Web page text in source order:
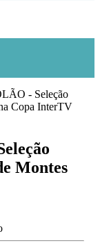
Montes